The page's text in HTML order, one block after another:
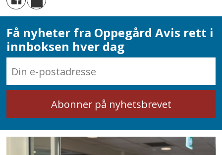
Få nyheter fra Oppegård Avis rett i
innboksen hver dag